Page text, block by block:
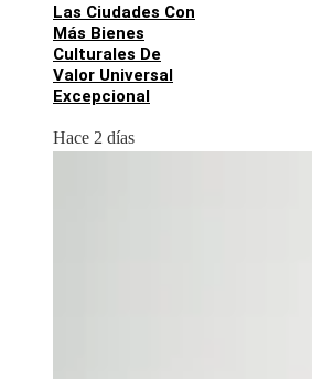
Las Ciudades Con
Más Bienes
Culturales De
Valor Universal
Excepcional
Hace 2 días